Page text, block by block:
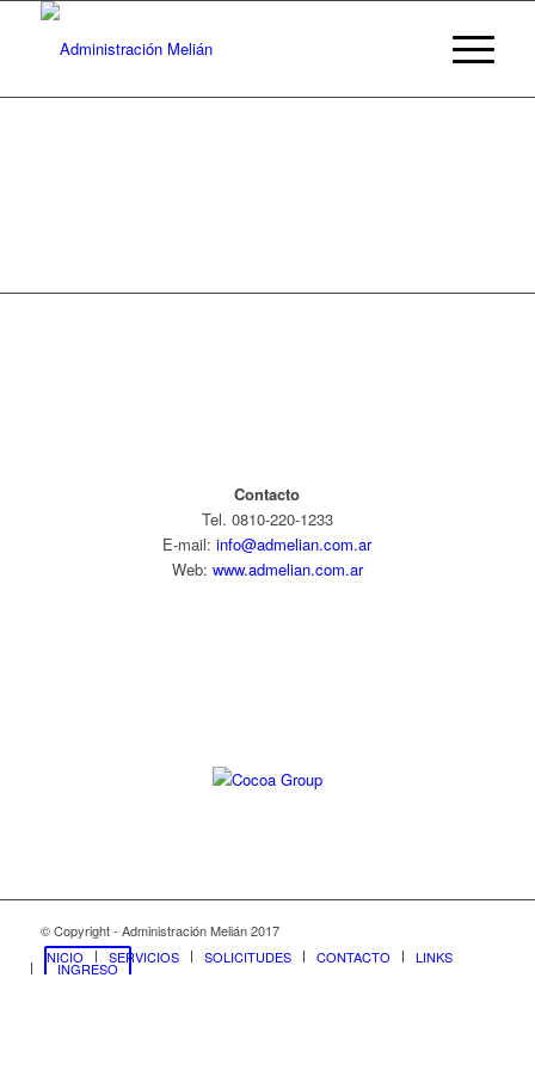
Contacto
Tel. 0810-220-1233
E-mail:info@admelian.com.ar
Web: www.admelian.com.ar
© Copyright - Administración Melián 2017
INICIO
SERVICIOS SOLICITUDES CONTACTO LINKS
INGRESO